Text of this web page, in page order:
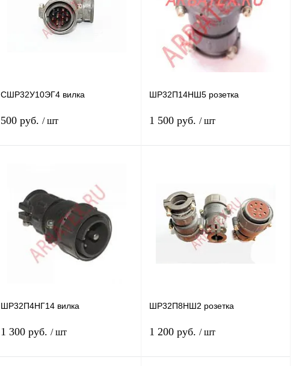
В избранное Под заказ
Год выпуска
В избранное Под заказ
СШР32У10ЭГ4 вилка
500 руб. / шт
Купить в 1 клик Сравнение
В избранное Недоступно
ШР32П14НШ5 розетка
1 500 руб./ шт
Купить в 1 клик Сравнение
В избранное Недоступно
ШР32П4НГ14 вилка
1 300 руб. / шт
ШР32П8НШ2 розетка
1 200 руб./ шт